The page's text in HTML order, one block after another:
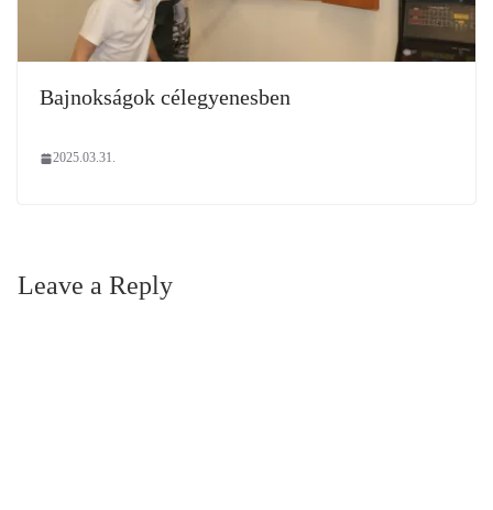
Bajnokságok célegyenesben
2025.03.31.
Leave a Reply